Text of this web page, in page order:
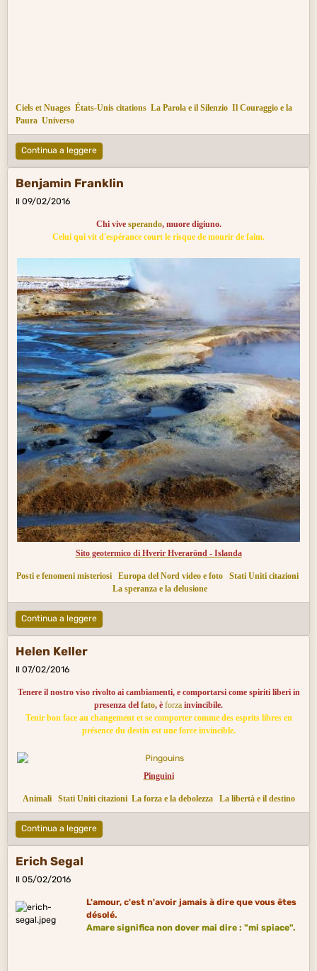
Ciels et Nuages États-Unis citations La Parola e il Silenzio Il Couraggio e la
Paura Universo
Continua a leggere
Benjamin Franklin
Il 09/02/2016
Chi vive sperando, muore digiuno.
Celui qui vit d'espérance court le risque de mourir de faim.
Sito geotermico di Hverir Hverarönd - Islanda
Posti e fenomeni misteriosi Europa del Nord video e foto
Stati Uniti citazioni
La speranza e la delusione
Continua a leggere
Helen Keller
Il 07/02/2016
Tenere il nostro viso rivolto ai cambiamenti, e comportarsi come spiriti liberi in
presenza del fato, è forza invincibile.
Tenir bon face au changement et se comporter comme des esprits libres en
présence du destin est une force invincible.
Pinguini
Animali Stati Uniti citazioni La forza e la debolezza La libertà e il destino
Continua a leggere
Erich Segal
Il 05/02/2016
L'amour, c'est n'avoir jamais à dire que vous êtes
désolé.
Amaresignifica non dover mai dire : "mi spiace".